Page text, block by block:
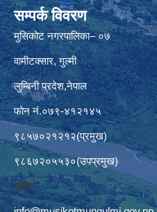
सम्पर्क विवरण
मुसिकोट नगरपालिका– ०७
वामीटक्सार, गुल्मी
लुम्बिनी प्रदेश,नेपाल
फोन नं.०७९-४१२१४५
९८५७०२१२१२(प्रमुख)
९८६७२०५५३०(उपप्रमुख)
इमेलः–